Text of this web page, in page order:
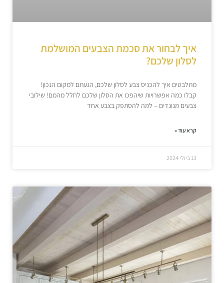
איך לבחור את סכמת הצבעים המושלמת
לסלון שלכם?
מתלבטים איך להכניס צבע לסלון שלכם, הגעתם למקום הנכון!
קבלו כמה אפשרויות שיהפכו את הסלון שלכם לחלל מהמם! שילובי
צבעים מנוגדים – למה להסתפק בצבע אחד
קרא עוד »
13 ביולי 2024